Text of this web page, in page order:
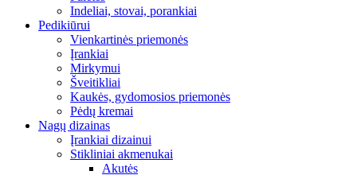
Indeliai, stovai, porankiai
Pedikiūrui
Vienkartinės priemonės
Įrankiai
Mirkymui
Šveitikliai
Kaukės, gydomosios priemonės
Pėdų kremai
Nagų dizainas
Įrankiai dizainui
Stikliniai akmenukai
Akutės